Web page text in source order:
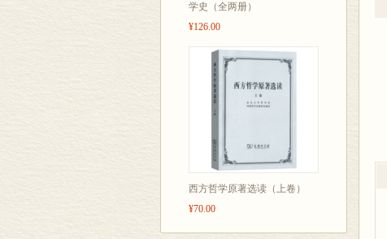
学史（全两册）
¥126.00
西方哲学原著选读（上卷）
¥70.00